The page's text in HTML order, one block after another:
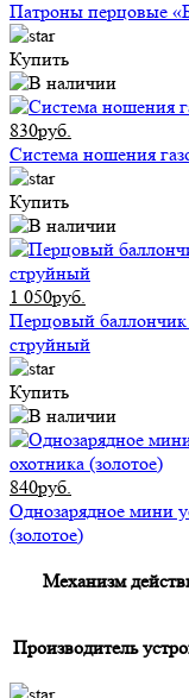
Патроны перцовые
Купить
830руб.
Система ношения
Купить
1 050руб.
Перцовый
струйный
Купить
840руб.
Однозарядное мини
(золотое)
Механизм
Производитель